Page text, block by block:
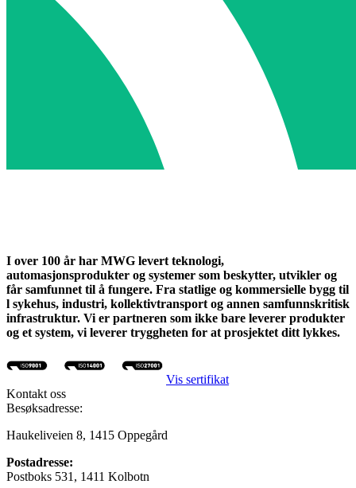
I over 100 år har MWG levert teknologi,
automasjonsprodukter og systemer som beskytter, utvikler og
får samfunnet til å fungere. Fra statlige og kommersielle bygg til
l sykehus, industri, kollektivtransport og annen samfunnskritisk
infrastruktur. Vi er partneren som ikke bare leverer produkter
og et system, vi leverer tryggheten for at prosjektet ditt lykkes.
Vis sertifikat
Kontakt oss
Besøksadresse:
Haukeliveien 8, 1415 Oppegård
Postadresse:
Postboks 531, 1411 Kolbotn